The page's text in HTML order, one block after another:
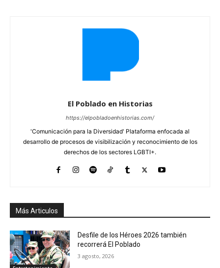
El Poblado en Historias
https://elpobladoenhistorias.com/
'Comunicación para la Diversidad' Plataforma enfocada al
desarrollo de procesos de visibilización y reconocimiento de los
derechos de los sectores LGBTI+.
Más Articulos
Desfile de los Héroes 2026 también
recorrerá El Poblado
3 agosto, 2026